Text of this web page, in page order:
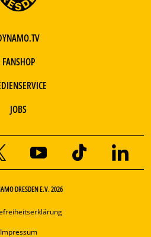
FANSHOP
JOBS
DRESDEN E.V. 2026
Impressum